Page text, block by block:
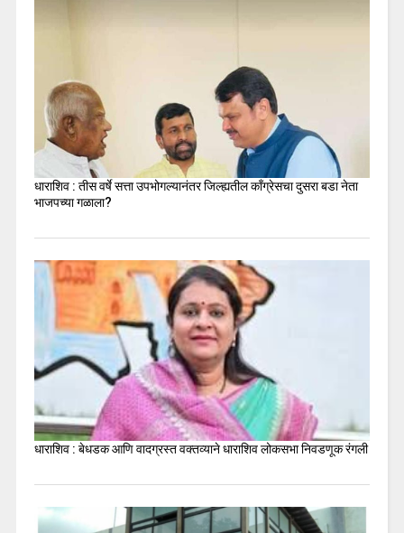
धाराशिव : तीस वर्षे सत्ता उपभोगल्यानंतर जिल्ह्यतील कॉंग्रेसचा दुसरा बडा नेता
भाजपच्या गळाला?
धाराशिव : बेधडक आणि वादग्रस्त वक्तव्याने धाराशिव लोकसभा निवडणूक रंगली